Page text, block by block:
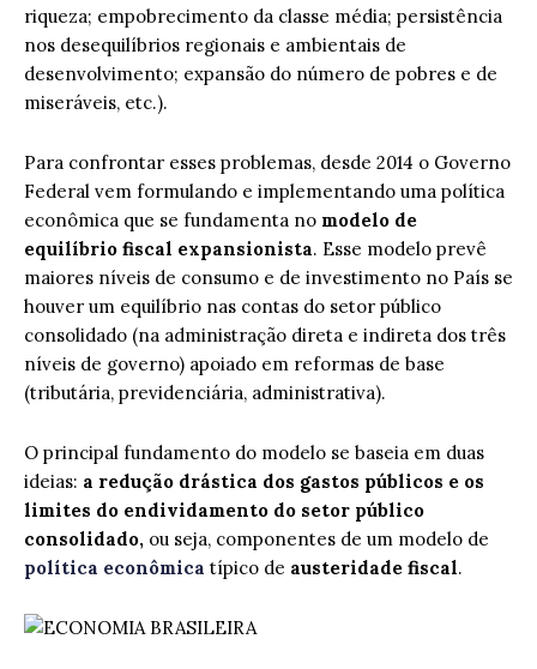
riqueza; empobrecimento da classe média; persistência
nos desequilíbrios regionais e ambientais de
desenvolvimento; expansão do número de pobres e de
miseráveis, etc.).
Para confrontar esses problemas, desde 2014 o Governo
Federal vem formulando e implementando uma política
econômica que se fundamenta no modelo de
equilíbrio fiscal expansionista. Esse modelo prevê
maiores níveis de consumo e de investimento no País se
houver um equilíbrio nas contas do setor público
consolidado (na administração direta e indireta dos três
níveis de governo) apoiado em reformas de base
(tributária, previdenciária, administrativa).
O principal fundamento do modelo se baseia em duas
ideias: a redução drástica dos gastos públicos e os
limites do endividamento do setor público
consolidado, ou seja, componentes de um modelo de
política econômica típico de austeridade fiscal.